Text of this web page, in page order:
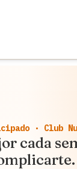
· Club
cada